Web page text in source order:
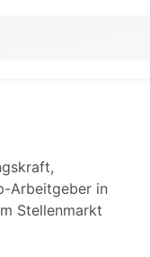
Arbeitgeber in
Stellenmarkt